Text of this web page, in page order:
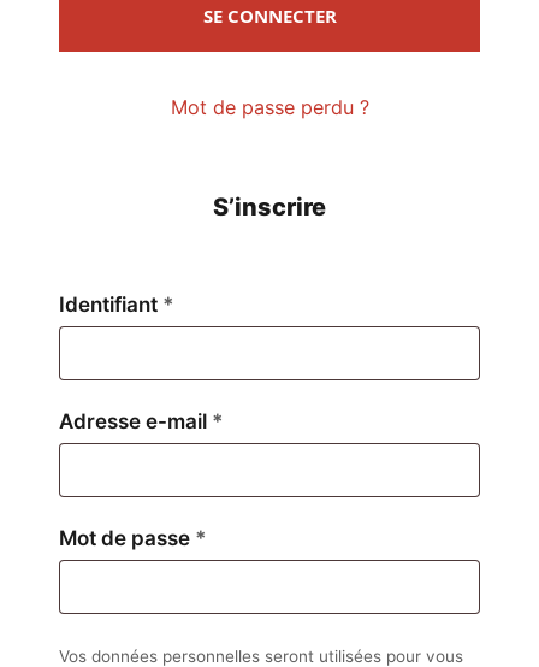
SE CONNECTER
Mot de passe perdu ?
S’inscrire
Identifiant *
Adresse e-mail *
Mot de passe *
Vos données personnelles seront utilisées pour vous